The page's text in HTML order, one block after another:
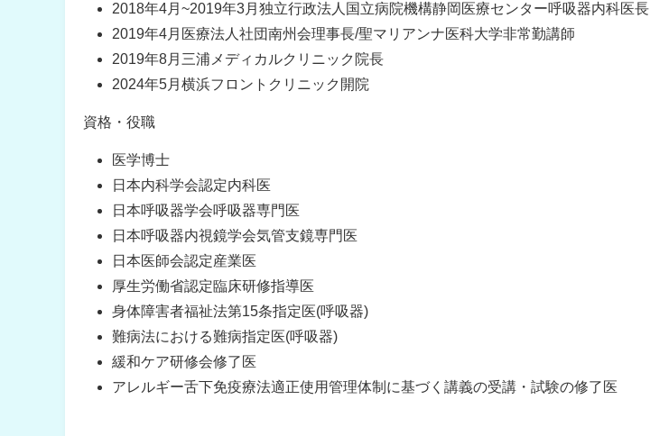
2018年4月~2019年3月独立行政法人国立病院機構静岡医療センター呼吸器内科医長
2019年4月医療法人社団南州会理事長/聖マリアンナ医科大学非常勤講師
2019年8月三浦メディカルクリニック院長
2024年5月横浜フロントクリニック開院
資格・役職
医学博士
日本内科学会認定内科医
日本呼吸器学会呼吸器専門医
日本呼吸器内視鏡学会気管支鏡専門医
日本医師会認定産業医
厚生労働省認定臨床研修指導医
身体障害者福祉法第15条指定医(呼吸器)
難病法における難病指定医(呼吸器)
緩和ケア研修会修了医
アレルギー舌下免疫療法適正使用管理体制に基づく講義の受講・試験の修了医